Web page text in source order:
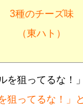
3種のチーズ味
（東ハト）
狙ってるな！」